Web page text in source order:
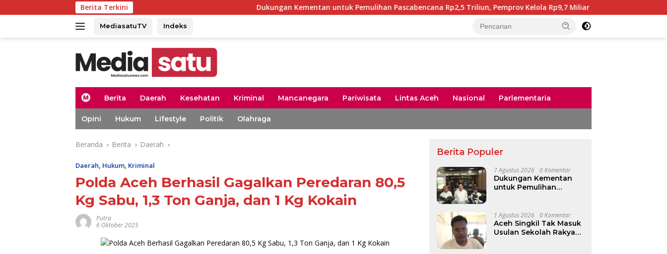
ke
Berita Terkini Dukungan Kementan untuk Pemulihan Pascabencana Rp2,5 Triliun, Pemprov Kelola Rp9,7 Miliar 228 CPNS Pemerintah
MediasatuTV Indeks
H
m
e
Berita Daerah Kesehatan Kriminal Mancanegara Pariwisata Lintas Aceh Nasional Parlementaria
Opini Hukum Lifestyle Politik Olahraga
Beranda Berita Daerah
Daerah, Hukum, Kriminal
Polda Aceh Berhasil Gagalkan Peredaran 80,5
Kg Sabu, 1,3 Ton Ganja, dan 1 Kg Kokain
Putra
6 Oktober 2025
Berita Populer
7 Agustus 2026 0 Komentar
Dukungan Kementan
untuk Pemulihan
Rp9,7 Miliar
1 Agustus 2026 0 Komentar
Aceh Singkil Tak Masuk
Usulan Sekolah Rakyat